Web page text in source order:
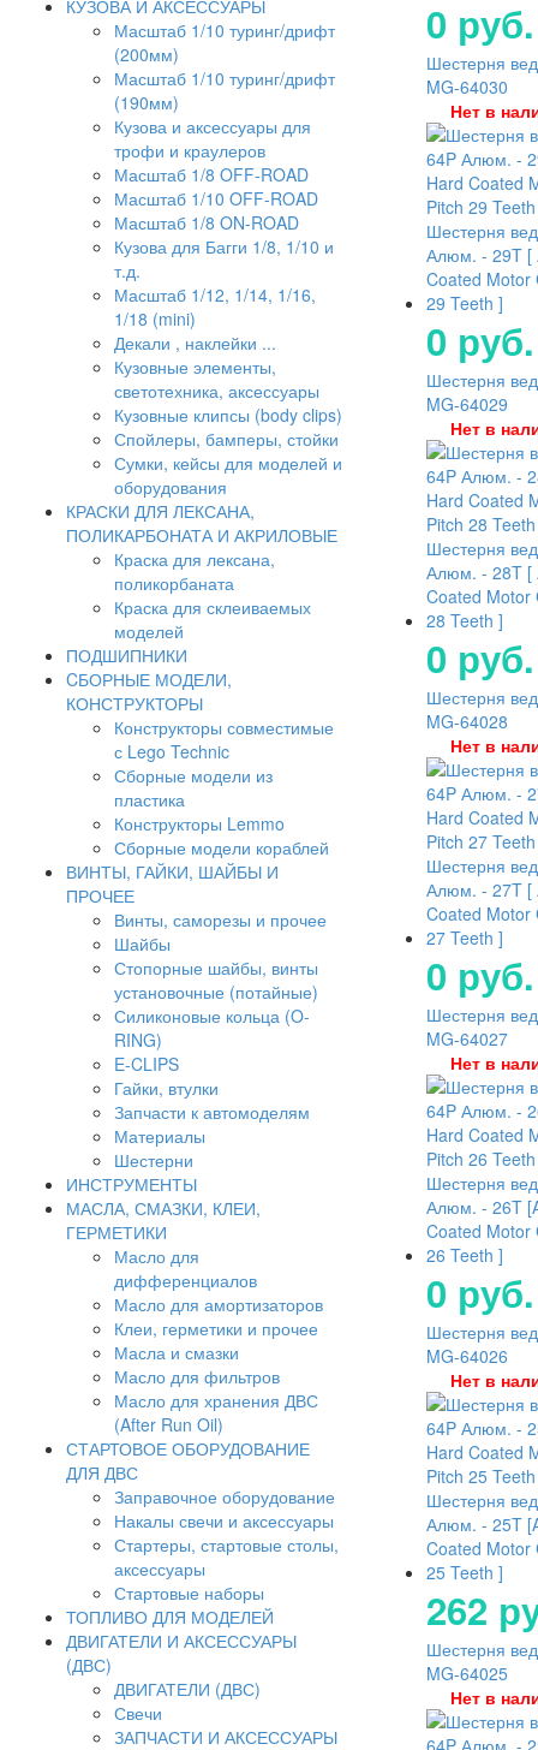
КУЗОВА И АКСЕССУАРЫ
Масштаб 1/10 туринг/дрифт
(200мм)
Масштаб 1/10 туринг/дрифт
(190мм)
Кузова и аксессуары для
трофи и краулеров
Масштаб 1/8 OFF-ROAD
Масштаб 1/10 OFF-ROAD
Масштаб 1/8 ON-ROAD
Кузова для Багги 1/8, 1/10 и
т.д.
Масштаб 1/12, 1/14, 1/16,
1/18 (mini)
Декали , наклейки ...
Кузовные элементы,
светотехника, аксессуары
Кузовные клипсы (body clips)
Спойлеры, бамперы, стойки
Сумки, кейсы для моделей и
оборудования
КРАСКИ ДЛЯ ЛЕКСАНА,
ПОЛИКАРБОНАТА И АКРИЛОВЫЕ
Краска для лексана,
поликорбаната
Краска для склеиваемых
моделей
ПОДШИПНИКИ
CБОРНЫЕ МОДЕЛИ,
КОНСТРУКТОРЫ
Конструкторы совместимые
с Lego Technic
Сборные модели из
пластика
Конструкторы Lemmo
Сборные модели кораблей
ВИНТЫ, ГАЙКИ, ШАЙБЫ И
ПРОЧЕЕ
Винты, саморезы и прочее
Шайбы
Стопорные шайбы, винты
установочные (потайные)
Силиконовые кольца (O-
RING)
E-CLIPS
Гайки, втулки
Запчасти к автомоделям
Материалы
Шестерни
ИНСТРУМЕНТЫ
МАСЛА, СМАЗКИ, КЛЕИ,
ГЕРМЕТИКИ
Масло для
дифференциалов
Масло для амортизаторов
Клеи, герметики и прочее
Масла и смазки
Масло для фильтров
Масло для хранения ДВС
(After Run Oil)
СТАРТОВОЕ ОБОРУДОВАНИЕ
ДЛЯ ДВС
Заправочное оборудование
Накалы свечи и аксессуары
Стартеры, стартовые столы,
аксессуары
Стартовые наборы
ТОПЛИВО ДЛЯ МОДЕЛЕЙ
ДВИГАТЕЛИ И АКСЕССУАРЫ
(ДВС)
ДВИГАТЕЛИ (ДВС)
Свечи
ЗАПЧАСТИ И АКСЕССУАРЫ
0 руб.
Шестерня
MG-64030
Нет в
Шестерня
Алюм. - 29T [
Coated Motor
29 Teeth ]
0 руб.
Шестерня
MG-64029
Нет в
Шестерня
Алюм. - 28T [
Coated Motor
28 Teeth ]
0 руб.
Шестерня
MG-64028
Нет в
Шестерня
Алюм. - 27T [
Coated Motor
27 Teeth ]
0 руб.
Шестерня
MG-64027
Нет в
Шестерня
Алюм. - 26T
Coated Motor
26 Teeth ]
0 руб.
Шестерня
MG-64026
Нет в
Шестерня
Алюм. - 25T
Coated Motor
25 Teeth ]
262
Шестерня
MG-64025
Нет в